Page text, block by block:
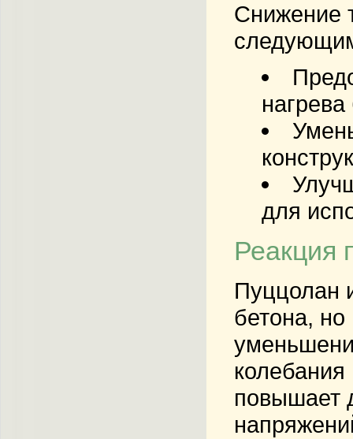
Снижение
для
Реакция
Пуццолан
бетона, но
повышает